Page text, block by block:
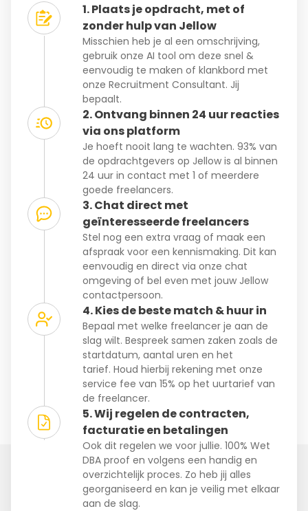
1. Plaats je opdracht, met of
zonder hulp van Jellow
Misschien heb je al een omschrijving,
gebruik onze AI tool om deze snel &
eenvoudig te maken of klankbord met
onze Recruitment Consultant. Jij
bepaalt.
2. Ontvang binnen 24 uur reacties
via ons platform
Je hoeft nooit lang te wachten. 93% van
de opdrachtgevers op Jellow is al binnen
24 uur in contact met 1 of meerdere
goede freelancers.
3. Chat direct met
geïnteresseerde freelancers
Stel nog een extra vraag of maak een
afspraak voor een kennismaking. Dit kan
eenvoudig en direct via onze chat
omgeving of bel even met jouw Jellow
contactpersoon.
4. Kies de beste match & huur in
Bepaal met welke freelancer je aan de
slag wilt. Bespreek samen zaken zoals de
startdatum, aantal uren en het
tarief. Houd hierbij rekening met onze
service fee van 15% op het uurtarief van
de freelancer.
5. Wij regelen de contracten,
facturatie en betalingen
Ook dit regelen we voor jullie. 100% Wet
DBA proof en volgens een handig en
overzichtelijk proces. Zo heb jij alles
georganiseerd en kan je veilig met elkaar
aan de slag.